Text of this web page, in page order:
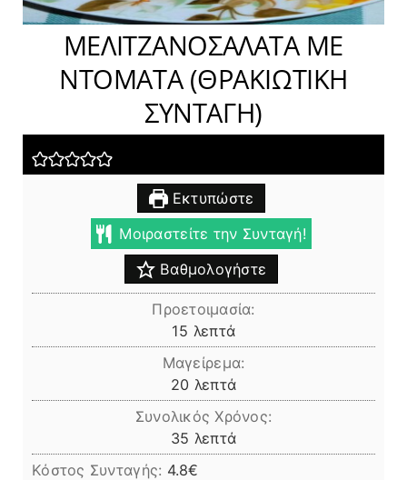
ΜΕΛΙΤΖΑΝΟΣΑΛΑΤΑ ΜΕ
ΝΤΟΜΑΤΑ (ΘΡΑΚΙΩΤΙΚΗ
ΣΥΝΤΑΓΗ)
Εκτυπώστε
Μοιραστείτε την Συνταγή!
Βαθμολογήστε
Προετοιμασία:
15 λεπτά
λεπτά
Μαγείρεμα:
20 λεπτά
λεπτά
Συνολικός Χρόνος:
35 λεπτά
λεπτά
Κόστος Συνταγής: 4.8€